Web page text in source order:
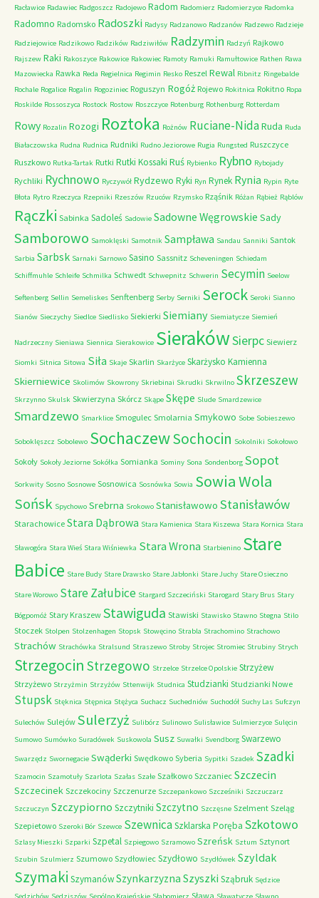
Racławice Radawiec Radgoszcz Radojewo Radom Radomierz Radomierzyce Radomka
Radomno Radomsko Radoszki Radysy Radzanowo Radzanów Radzewo Radzieje
Radziejowice Radzikowo Radzików Radziwiłów Radzymin Radzyń Rajkowo
Rajszew Raki Rakoszyce Rakowice Rakowiec Ramoty Ramuki Ramułtowice Rathen Rawa
Mazowiecka Rawka Reda Regielnica Regimin Resko Reszel Rewal Ribnitz Ringebalde
Rochale Rogalice Rogalin Rogoziniec Roguszyn Rogóż Rojewo Rokitnica Rokitno Ropa
Roskilde Rossoszyca Rostock Rostow Roszczyce Rotenburg Rothenburg Rotterdam
Rowy Rozalin Rozogi Roztoka Rożnów Ruciane-NidaRuda Ruda
Białaczowska Rudna Rudnica Rudniki Rudno Jeziorowe Rugia Rungsted Ruszczyce
Ruszkowo Rutka-Tartak Rutki Rutki Kossaki Ruś Rybienko Rybno Rybojady
Rychliki Rychnowo Ryczywół Rydzewo Ryki Ryn Rynek Rynia Rypin Ryte
Błota Rytro Rzeczyca Rzepniki Rzeszów Rzuców Rzymsko Rząśnik Różan Rąbież Rąblów
Rączki Sabinka Sadoleś Sadowie Sadowne Węgrowskie Sady
Samborowo Samoklęski Samotnik Sampława Sandau Sanniki Santok
Sarbia Sarbsk Sarnaki Sarnowo Sasino Sassnitz Scheveningen Schiedam
Schiffmuhle Schleife Schmilka Schwedt Schwepnitz Schwerin Secymin Seelow
Seftenberg Sellin Semeliskes Senftenberg Serby Serniki Serock Seroki Sianno
Sianów Sieczychy Siedlce Siedlisko Siekierki Siemiany Siemiatycze Siemień
Nadrzeczny Sieniawa Siennica Sierakowice SierakówSierpc Siewierz
Siomki Sitnica Sitowa Siła Skaje Skarlin Skarżyce Skarżysko Kamienna
Skierniewice Skolimów Skowrony Skriebinai Skrudki Skrwilno Skrzeszew
Skrzynno Skulsk Skwierzyna Skórcz Skąpe Skępe Slude Smardzewice
Smardzewo Smarklice Smogulec Smolarnia Smykowo Sobe Sobieszewo
Soboklęszcz Sobolewo SochaczewSochocin Sokolniki Sokołowo
Sokoły Sokoły Jeziorne Sokółka Somianka Sominy Sona Sondenborg Sopot
Sorkwity Sosno Sosnowe Sosnowica Sosnówka Sowia Sowia Wola
Sońsk Spychowo Srebrna Srokowo Stanisławowo Stanisławów
Starachowice Stara Dąbrowa Stara Kamienica Stara Kiszewa Stara Kornica Stara
Sławogóra Stara Wieś Stara Wiśniewka Stara Wrona Starbienino Stare
Babice Stare Budy Stare Drawsko Stare Jabłonki Stare Juchy Stare Osieczno
Stare Worowo Stare Załubice Stargard Szczeciński Starogard Stary Brus Stary
Bógpomóż Stary Kraszew Stawiguda Stawiski Stawisko Stawno Stegna Stilo
Stoczek Stolpen Stolzenhagen Stopsk Stowęcino Strabla Strachomino Strachowo
Strachów Strachówka Stralsund Straszewo Stroby Strojec Stromiec Strubiny Strych
Strzegocin Strzegowo Strzelce Strzelce Opolskie Strzyżew
Strzyżewo Strzyżmin Strzyżów Sttenwijk Studnica Studzianki Studzianki Nowe
Stupsk Stęknica Stępnica Stężyca Suchacz Suchedniów Suchodół Suchy Las Sufczyn
Sulechów Sulejów Sulerzyż Sulibórz Sulinowo Sulisławice Sulmierzyce Sulęcin
Sumowo Sumówko Suradówek Suskowola Susz Suwałki Svendborg Swarzewo
Swarzędz Swornegacie Swąderki Swędkowo Syberia Sypitki Szadek Szadki
Szamocin Szamotuły Szarlota Szałas Szałe Szałkowo Szczaniec Szczecin
Szczecinek Szczekociny Szczenurze Szczepankowo Szcześniki Szczuczarz
Szczuczyn Szczypiorno Szczytniki Szczytno Szczęsne Szelment Szeląg
Szepietowo Szeroki Bór Szewce SzewnicaSzklarska Poręba Szkotowo
Szlasy Mieszki Szparki Szpetal Szpiegowo Szramowo Szreńsk Sztum Sztynort
Szubin Szulmierz Szumowo Szydłowiec Szydłowo Szydłówek Szyldak
Szymaki SzymanówSzynkarzyzna Szyszki Sząbruk Sędzice
Sława